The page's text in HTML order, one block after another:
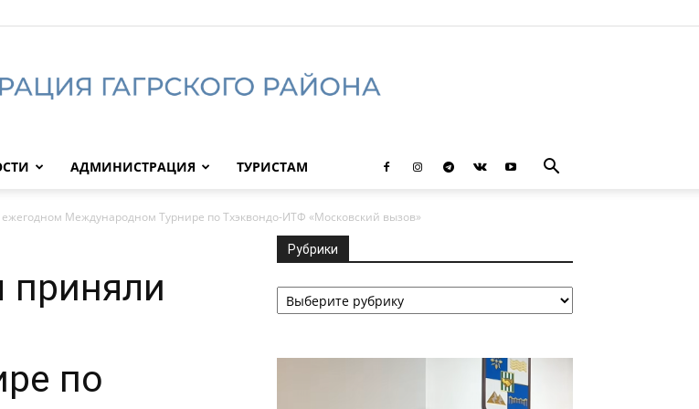
Гагрского
АДМИНИСТРАЦИЯ ТУРИСТАМ
Международном Турнире по Тхэквондо-ИТФ «Московский вызов»
приняли
по
Рубрики
Рубрики